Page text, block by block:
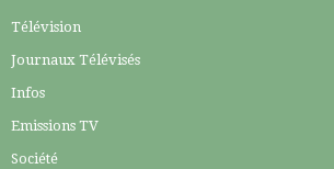
Télévision
Journaux Télévisés
Infos
Emissions TV
Société